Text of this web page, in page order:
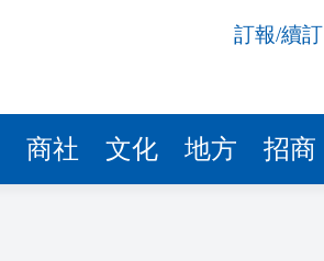
訂報/續訂
商社 文化 地方 招商
09:55
09:50